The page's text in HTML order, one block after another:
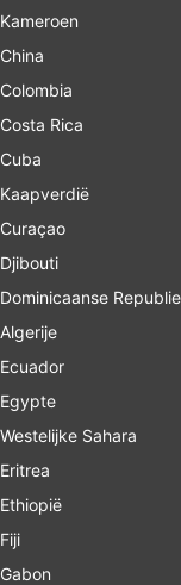
Kameroen
China
Colombia
Costa Rica
Cuba
Kaapverdië
Curaçao
Djibouti
Dominicaanse
Algerije
Ecuador
Egypte
Westelijke Sahara
Eritrea
Ethiopië
Fiji
Gabon